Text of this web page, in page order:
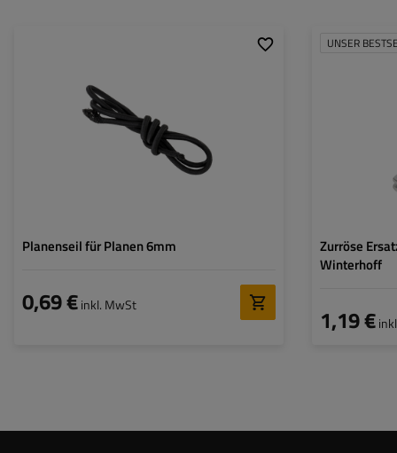
Planenseil für Planen 6mm
0,69 €inkl. MwSt
UNSER
Zurröse
Winterhoff
1,19 €